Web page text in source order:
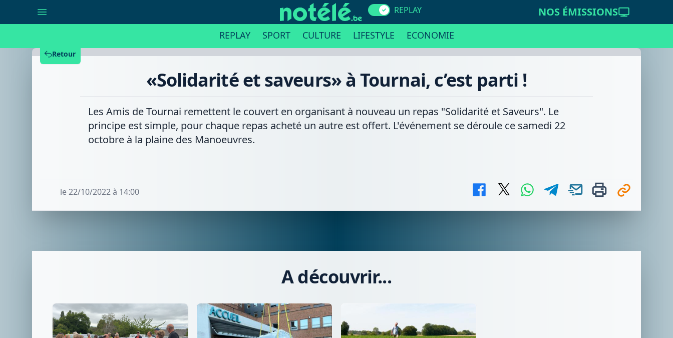
REPLAY NOS ÉMISSIONS
REPLAY SPORT CULTURE LIFESTYLE ECONOMIE
Retour
«Solidarité et saveurs» à Tournai, c’est parti !
Les Amis de Tournai remettent le couvert en organisant à nouveau un repas "Solidarité et Saveurs". Le
principe est simple, pour chaque repas acheté un autre est offert. L'événement se déroule ce samedi 22
octobre à la plaine des Manoeuvres.
le 22/10/2022 à 14:00
A découvrir...